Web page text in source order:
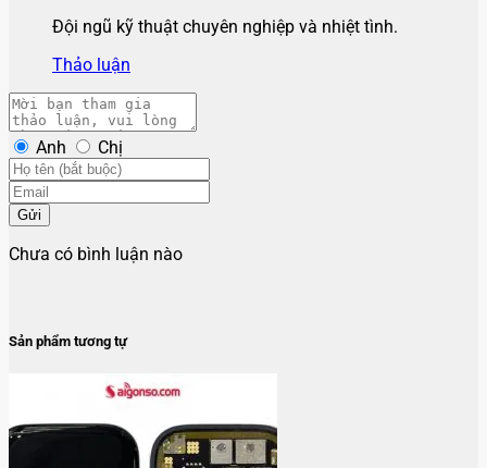
Đội ngũ kỹ thuật chuyên nghiệp và nhiệt tình.
Thảo luận
Anh Chị
Gửi
Chưa có bình luận nào
Sản phẩm tương tự